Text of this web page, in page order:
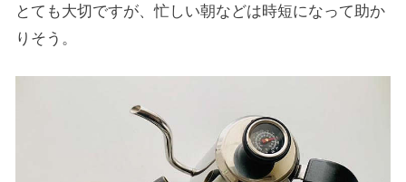
とても大切ですが、忙しい朝などは時短になって助か
りそう。